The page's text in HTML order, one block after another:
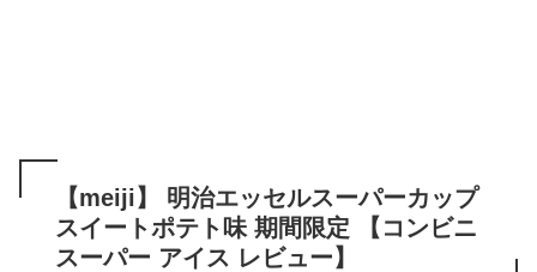
【meiji】 明治エッセルスーパーカップ
スイートポテト味 期間限定 【コンビニ
スーパー アイス レビュー】